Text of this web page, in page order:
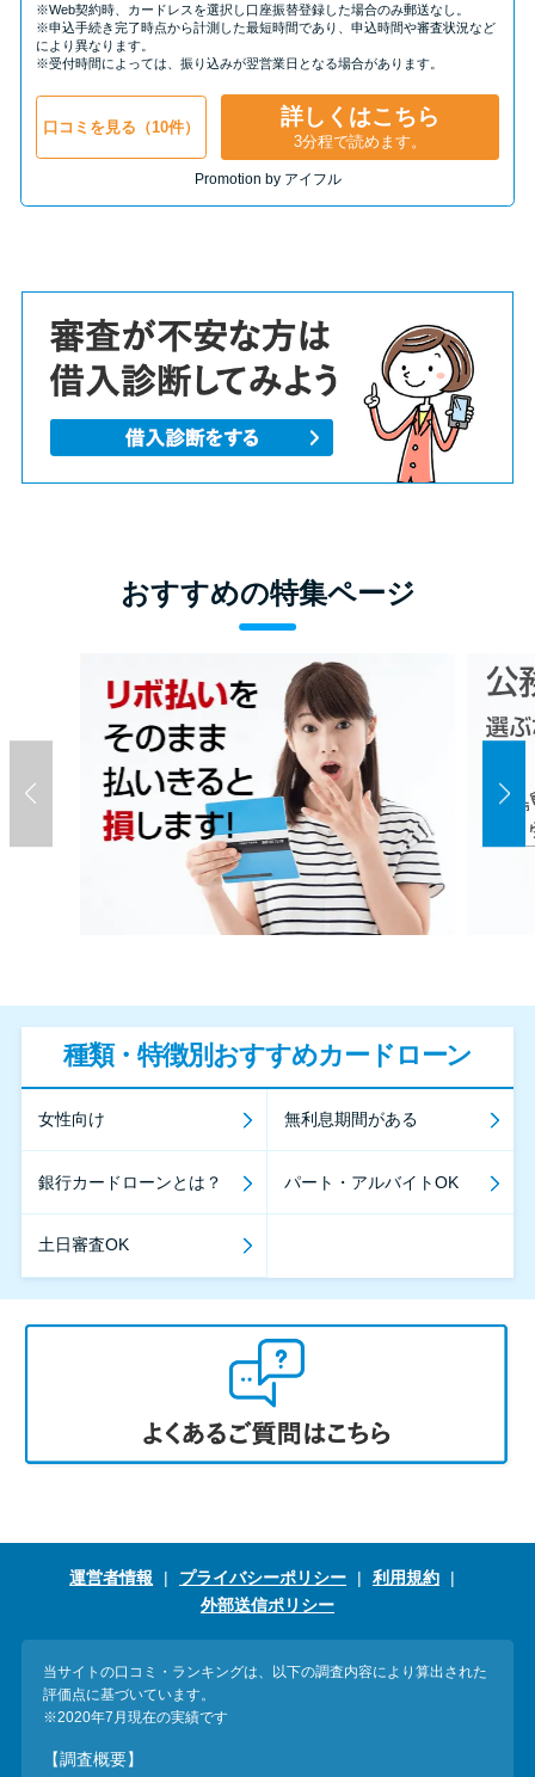
※Web契約時、カードレスを選択し口座振替登録した場合のみ郵送なし。
※申込手続き完了時点から計測した最短時間であり、申込時間や審査状況など
により異なります。
※受付時間によっては、振り込みが翌営業日となる場合があります。
口コミを見る（10件） 詳しくはこちら
3分程で読めます。
Promotion by アイフル
おすすめの特集ページ
種類・特徴別おすすめカードローン
女性向け 無利息期間がある
銀行カードローンとは？ パート・アルバイトOK
土日審査OK
運営者情報 プライバシーポリシー
利用規約
外部送信ポリシー
当サイトの口コミ・ランキングは、以下の調査内容により算出された
評価点に基づいています。
※2020年7月現在の実績です
【調査概要】